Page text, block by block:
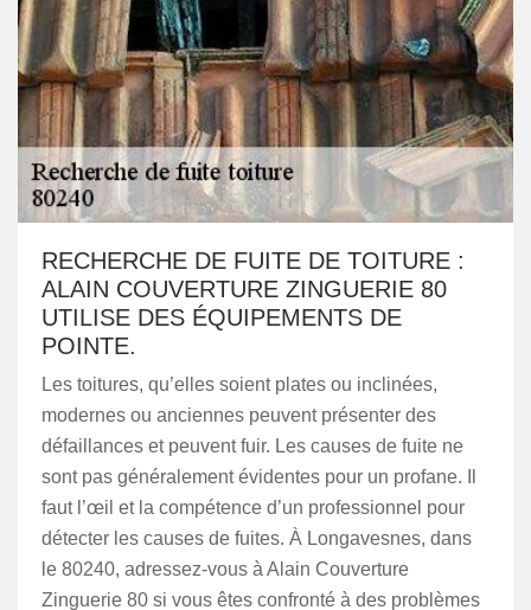
RECHERCHE DE FUITE DE TOITURE :
ALAIN COUVERTURE ZINGUERIE 80
UTILISE DES ÉQUIPEMENTS DE
POINTE.
Les toitures, qu’elles soient plates ou inclinées,
modernes ou anciennes peuvent présenter des
défaillances et peuvent fuir. Les causes de fuite ne
sont pas généralement évidentes pour un profane. Il
faut l’œil et la compétence d’un professionnel pour
détecter les causes de fuites. À Longavesnes, dans
le 80240, adressez-vous à Alain Couverture
Zinguerie 80 si vous êtes confronté à des problèmes